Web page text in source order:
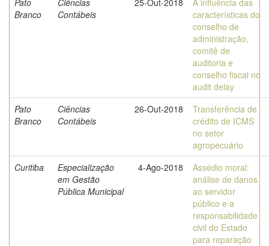
Pato
Branco
Ciências
Contábeis
25-Out-2018
A influência das
características do
conselho de
administração,
comitê de
auditoria e
conselho fiscal no
audit delay
Pato
Branco
Ciências
Contábeis
26-Out-2018
Transferência de
crédito de ICMS
no setor
agropecuário
Curitiba
Especialização
em Gestão
Pública Municipal
4-Ago-2018
Assédio moral:
análise de danos
ao servidor
público e a
responsabilidade
civil do Estado
para reparação